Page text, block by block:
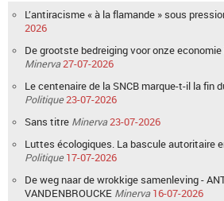
L’antiracisme « à la flamande » sous
2026
De grootste bedreiging voor onze
Minerva27-07-2026
Le centenaire de la SNCB marque-t-il la fin
Politique23-07-2026
Sans titre Minerva23-07-2026
Luttes écologiques. La bascule autoritaire
Politique 17-07-2026
De weg naar de wrokkige samenleving -
VANDENBROUCKE Minerva 16-07-2026